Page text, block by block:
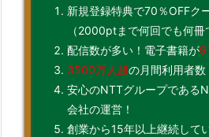
新規登録特典で70％OFFク
（2000ptまで何回でも何冊
配信数が多い！電子書籍が
3500万人超の月間利用者数
安心のNTTグループである
会社の運営！
創業から15年以上継続して